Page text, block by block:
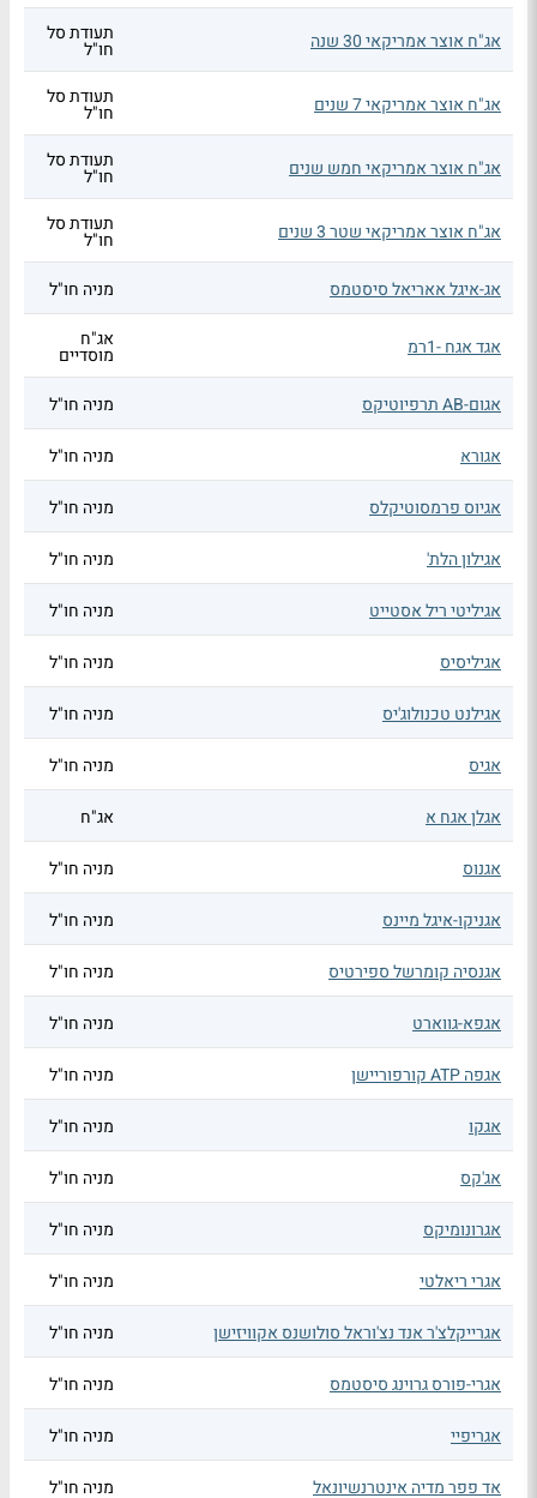
אג"ח אוצר אמריקאי 30 שנה תעודת סל
חו"ל
אג"ח אוצר אמריקאי 7 שנים תעודת סל
חו"ל
אג"ח אוצר אמריקאי חמש שנים תעודת סל
חו"ל
אג"ח אוצר אמריקאי שטר 3 שנים תעודת סל
חו"ל
אג-איגל אאריאל סיסטמס
מניה חו"ל
אגד אגח -1רמ אג"ח
מוסדיים
אגום-AB תרפיוטיקס
מניה חו"ל
אגורא מניה חו"ל
אגיוס פרמסוטיקלס מניה חו"ל
אגילון הלת' מניה חו"ל
אגיליטי ריל אסטייט מניה חו"ל
אגיליסיס מניה חו"ל
אגילנט טכנולוג'יס מניה חו"ל
אגיס מניה חו"ל
אגלן אגח א אג"ח
אגנוס מניה חו"ל
אגניקו-איגל מיינס מניה חו"ל
אגנסיה קומרשל ספירטיס מניה חו"ל
אגפא-גווארט מניה חו"ל
אגפה ATP קורפוריישן מניה חו"ל
אגקו מניה חו"ל
אג'קס מניה חו"ל
אגרונומיקס מניה חו"ל
אגרי ריאלטי מניה חו"ל
אגרייקלצ'ר אנד נצ'וראל סולושנס אקוויזישן מניה חו"ל
אגרי-פורס גרוינג סיסטמס מניה חו"ל
אגריפיי מניה חו"ל
אד פפר מדיה אינטרנשיונאל מניה חו"ל